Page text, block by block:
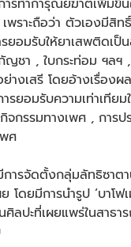
รทำการุณยฆาตเพิ่มขึ้น
ราะถือว่า ตัวเองมีสิท
ยอมรับให้ยาเสพติดเ
ญชา , ใบกระท่อม ฯลฯ
างเสรี โดยอ้างเรื่อง
รยอมรับความเท่าเทียม
จกรรมทางเพศ , การ
ศ
การจัดตั้งกลุ่มลัทธิซาต
โดยมีการนำรูป ‘บาโฟ
ศิลปะที่เผยแพร่ในสาธา